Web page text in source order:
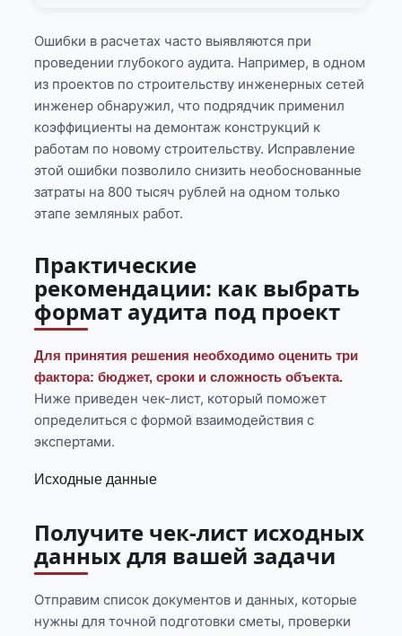
Ошибки в расчетах часто выявляются при
проведении глубокого аудита. Например, в одном
из проектов по строительству инженерных сетей
инженер обнаружил, что подрядчик применил
коэффициенты на демонтаж конструкций к
работам по новому строительству. Исправление
этой ошибки позволило снизить необоснованные
затраты на 800 тысяч рублей на одном только
этапе земляных работ.
Практические
рекомендации: как выбрать
формат аудита под проект
Для принятия решения необходимо оценить три
фактора: бюджет, сроки и сложность объекта.
Ниже приведен чек-лист, который поможет
определиться с формой взаимодействия с
экспертами.
Исходные данные
Получите чек-лист исходных
данных для вашей задачи
Отправим список документов и данных, которые
нужны для точной подготовки сметы, проверки